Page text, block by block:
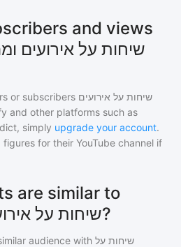
and views
or subscribers שיחות על אירועים
and other platforms such as
simply upgrade your account.
for their YouTube channel if
are similar to
שיחות על אירועים ומה שביניהם?
audience with שיחות על